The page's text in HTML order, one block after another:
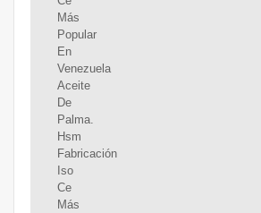
Más
Popular
En
Venezuela
Aceite
De
Palma.
Hsm
Fabricación
Iso
Ce
Más